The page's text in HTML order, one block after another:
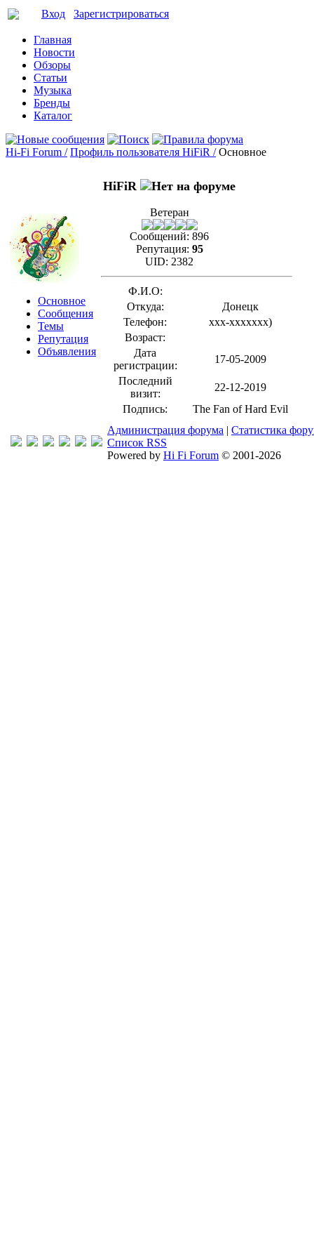
Вход Зарегистрироваться
Главная
Новости
Обзоры
Статьи
Музыка
Бренды
Каталог
Hi-Fi Forum / Профиль пользователя HiFiR / Основное
Основное
Сообщения
Темы
Репутация
Объявления
HiFiR
Ветеран
Сообщений: 896
Репутация: 95
UID: 2382
Ф.И.О:
Откуда:
Донецк
Телефон:
xxx-xxxxxxx)
Возраст:
Дата
регистрации:
17-05-2009
Последний
визит:
22-12-2019
Подпись:
The Fan of Hard Evil
Администрация форума | Статистика
Список RSS
Powered by Hi Fi Forum © 2001-2026